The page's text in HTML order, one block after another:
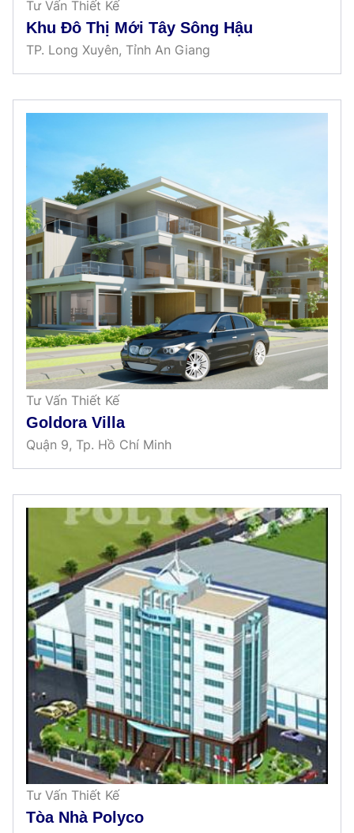
Tư Vấn Thiết Kế
Khu Đô Thị Mới Tây Sông Hậu
TP. Long Xuyên, Tỉnh An Giang
Tư Vấn Thiết Kế
Goldora Villa
Quận 9, Tp. Hồ Chí Minh
Tư Vấn Thiết Kế
Tòa Nhà Polyco